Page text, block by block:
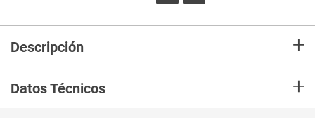
Descripción +
Datos Técnicos +